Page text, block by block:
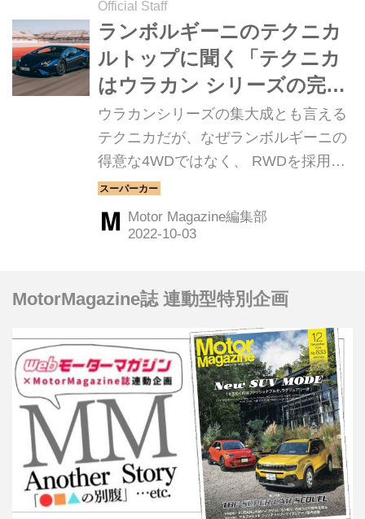
Official Staff
ランボルギーニのテクニカ
ルトップに聞く「テクニカ
はウラカン シリーズの完全
なニューモデルとして開
発」
ウラカンシリーズの集大成とも言える
テクニカだが、なぜランボルギーニの
得意な4WDではなく、 RWDを採用し
たのか。そして先に登場したSTOと比
較し、テクニカはどのような位置付け
なのか？ランボルギーニ社の技術部門
（Motor Magazine 2022年10月号よ
Motor Magazine編集部
MotorMagazine誌 連動型特別企画